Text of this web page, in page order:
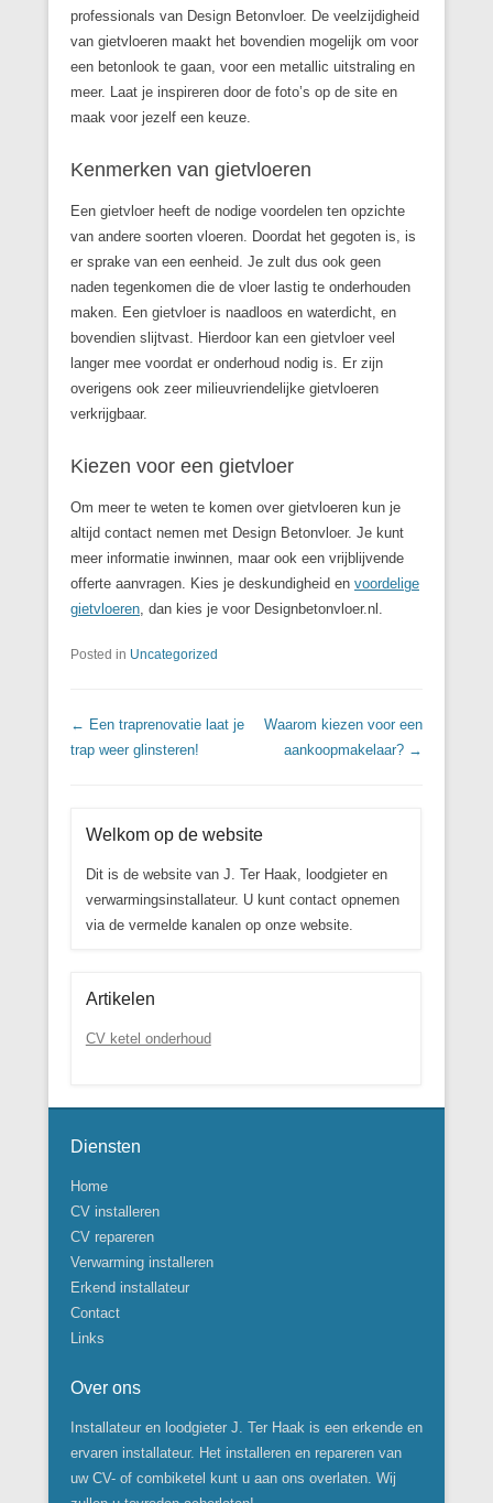
professionals van Design Betonvloer. De veelzijdigheid
van gietvloeren maakt het bovendien mogelijk om voor
een betonlook te gaan, voor een metallic uitstraling en
meer. Laat je inspireren door de foto’s op de site en
maak voor jezelf een keuze.
Kenmerken van gietvloeren
Een gietvloer heeft de nodige voordelen ten opzichte
van andere soorten vloeren. Doordat het gegoten is, is
er sprake van een eenheid. Je zult dus ook geen
naden tegenkomen die de vloer lastig te onderhouden
maken. Een gietvloer is naadloos en waterdicht, en
bovendien slijtvast. Hierdoor kan een gietvloer veel
langer mee voordat er onderhoud nodig is. Er zijn
overigens ook zeer milieuvriendelijke gietvloeren
verkrijgbaar.
Kiezen voor een gietvloer
Om meer te weten te komen over gietvloeren kun je
altijd contact nemen met Design Betonvloer. Je kunt
meer informatie inwinnen, maar ook een vrijblijvende
offerte aanvragen. Kies je deskundigheid en voordelige
gietvloeren, dan kies je voor Designbetonvloer.nl.
Posted in Uncategorized
Post navigation
← Een traprenovatie laat je
trap weer glinsteren!
Waarom kiezen voor een
aankoopmakelaar? →
Welkom op de website
Dit is de website van J. Ter Haak, loodgieter en
verwarmingsinstallateur. U kunt contact opnemen
via de vermelde kanalen op onze website.
Artikelen
CV ketel onderhoud
Diensten
Home
CV installeren
CV repareren
Verwarming installeren
Erkend installateur
Contact
Links
Over ons
Installateur en loodgieter J. Ter Haak is een erkende en
ervaren installateur. Het installeren en repareren van
uw CV- of combiketel kunt u aan ons overlaten. Wij